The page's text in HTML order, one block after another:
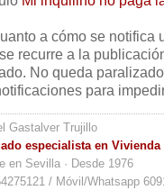
a cómo se
recurre a la
No queda
para
Gastalver Trujillo
especialista en Vivienda
en Sevilla · Desde 1976
/ Móvil/Whatsapp